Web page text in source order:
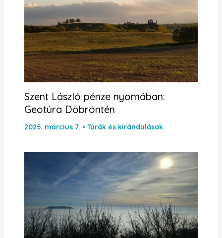
Szent László pénze nyomában:
Geotúra Döbröntén
2025. március 7. • Túrák és kirándulások